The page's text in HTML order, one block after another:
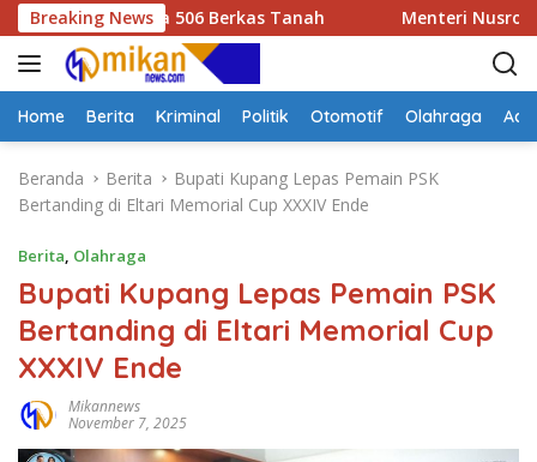
a
g
u
Breaking News
Periksa 506 Berkas Tanah Menteri Nusron Wahid
Home Berita Kriminal Politik Otomotif Olahraga
Beranda Berita
Bupati Kupang Lepas Pemain PSK
Bertanding di Eltari Memorial Cup XXXIV Ende
Berita, Olahraga
Bupati Kupang Lepas Pemain PSK
Bertanding di Eltari Memorial Cup
XXXIV Ende
Mikannews
November 7, 2025